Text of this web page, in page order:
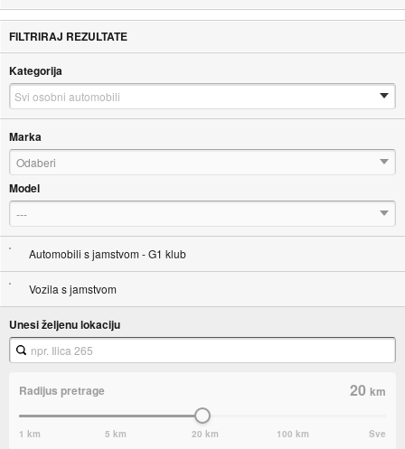
FILTRIRAJ REZULTATE
Kategorija
Marka
Odaberi
Model
---
Automobili s jamstvom - G1 klub
Vozila s jamstvom
Unesi željenu lokaciju
Radijus pretrage 20km
1 km 5 km 20 km 100 km Sve